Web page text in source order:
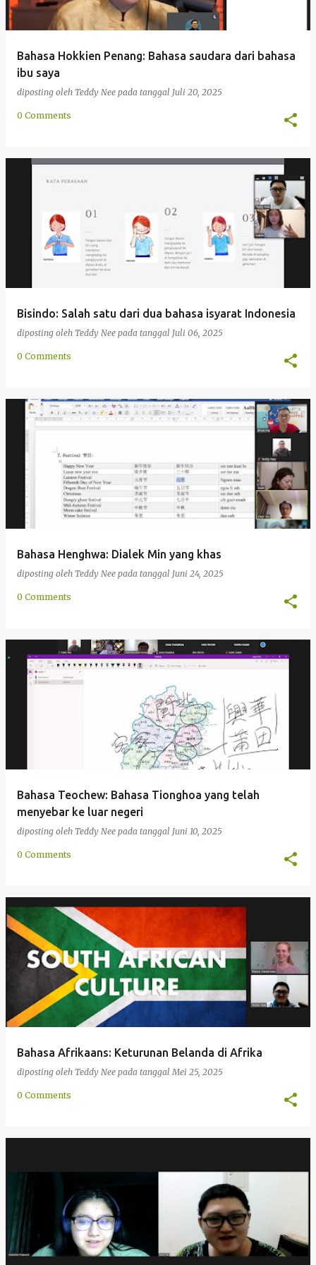
Bahasa Hokkien Penang: Bahasa saudara dari bahasa
ibu saya
diposting oleh Teddy Nee pada tanggal Juli 20, 2025
0 Comments
Bisindo: Salah satu dari dua bahasa isyarat Indonesia
diposting oleh Teddy Nee pada tanggal Juli 06, 2025
0 Comments
Bahasa Henghwa: Dialek Min yang khas
diposting oleh Teddy Nee pada tanggal Juni 24, 2025
0 Comments
Bahasa Teochew: Bahasa Tionghoa yang telah
menyebar ke luar negeri
diposting oleh Teddy Nee pada tanggal Juni 10, 2025
0 Comments
Bahasa Afrikaans: Keturunan Belanda di Afrika
diposting oleh Teddy Nee pada tanggalMei 25, 2025
0 Comments